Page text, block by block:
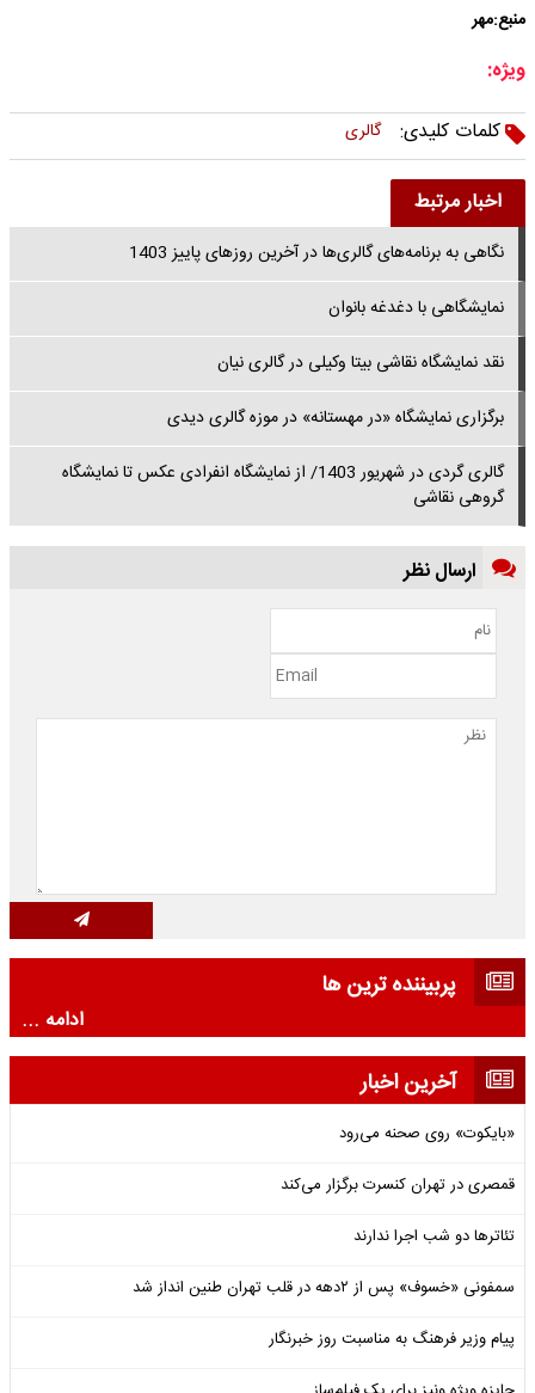
منبع:مهر
ویژه:
کلمات کلیدی:
گالری
اخبار مرتبط
نگاهی به برنامه‌های گالری‌ها در آخرین روزهای پاییز 1403
نمایشگاهی با دغدغه بانوان
نقد نمایشگاه نقاشی بیتا وکیلی در گالری نیان
برگزاری نمایشگاه «در مهستانه» در موزه گالری دیدی
گالری گردی در شهریور 1403/ از نمایشگاه انفرادی عکس تا نمایشگاه
گروهی نقاشی
ارسال نظر
پربیننده ترین ها
ادامه ...
آخرین اخبار
«بایکوت» روی صحنه می‌رود
قمصری در تهران کنسرت برگزار می‌کند
تئاترها دو شب اجرا ندارند
سمفونی «خسوف» پس از ۲دهه در قلب تهران طنین انداز شد
پیام وزیر فرهنگ به مناسبت روز خبرنگار